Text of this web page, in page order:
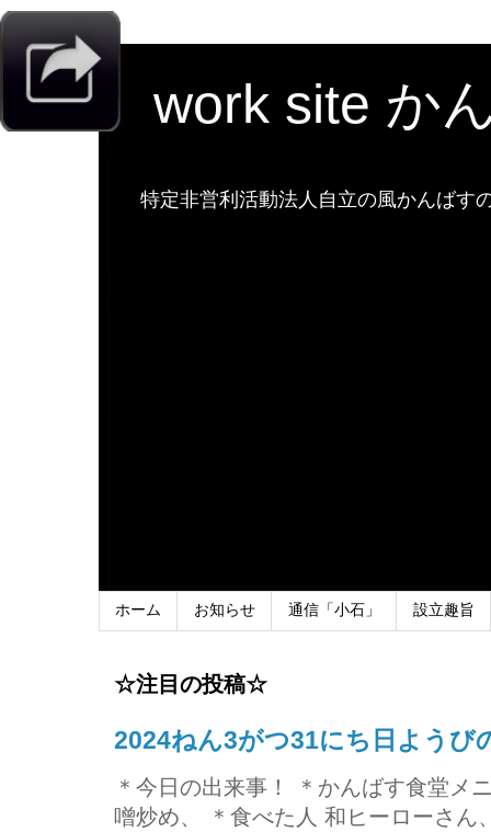
work site か
特定非営利活動法人自立の風かんばす
ホーム お知らせ 通信「小石」 設立趣旨
☆注目の投稿☆
2024ねん3がつ31にち日ようび
＊今日の出来事！ ＊かんばす食堂メ
噌炒め、 ＊食べた人 和ヒーローさん